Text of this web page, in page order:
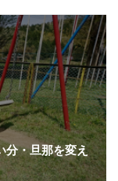
分・旦那を変え